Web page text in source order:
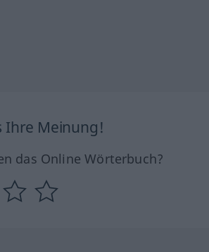
Ihre Meinung!
das Online Wörterbuch?